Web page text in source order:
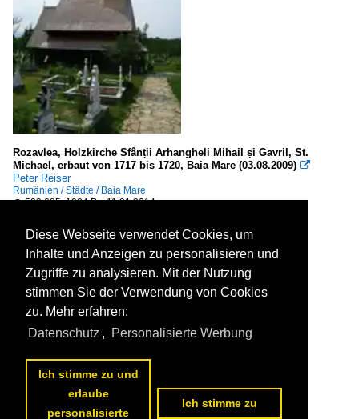
Rozavlea, Holzkirche Sfânții Arhangheli Mihail și Gavril, St.
Michael, erbaut von 1717 bis 1720, Baia Mare (03.08.2009) 
Peter Reiser
Rumänien / Städte / Baia Mare
509 685x1024 Px, 11.01.2014
Diese Webseite verwendet Cookies, um
Inhalte und Anzeigen zu personalisieren und
Zugriffe zu analysieren. Mit der Nutzung
stimmen Sie der Verwendung von Cookies
zu. Mehr erfahren:
Datenschutz , Personalisierte Werbung
Ich stimme zu und
erlaube
personalisierte
Ich stimme zu